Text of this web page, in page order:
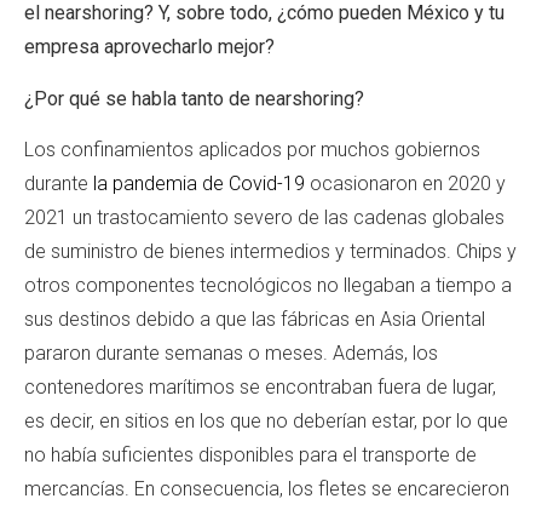
el nearshoring? Y, sobre todo, ¿cómo pueden México y tu
empresa aprovecharlo mejor?
¿Por qué se habla tanto de nearshoring?
Los confinamientos aplicados por muchos gobiernos
durante la pandemia de Covid-19 ocasionaron en 2020 y
2021 un trastocamiento severo de las cadenas globales
de suministro de bienes intermedios y terminados. Chips y
otros componentes tecnológicos no llegaban a tiempo a
sus destinos debido a que las fábricas en Asia Oriental
pararon durante semanas o meses. Además, los
contenedores marítimos se encontraban fuera de lugar,
es decir, en sitios en los que no deberían estar, por lo que
no había suficientes disponibles para el transporte de
mercancías. En consecuencia, los fletes se encarecieron